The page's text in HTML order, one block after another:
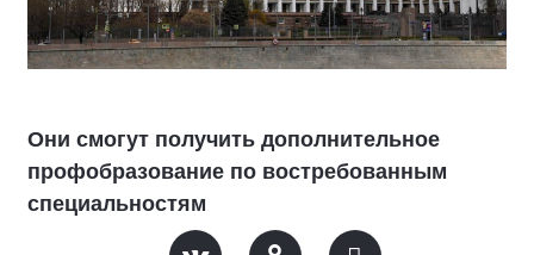
Они смогут получить дополнительное
профобразование по востребованным
специальностям